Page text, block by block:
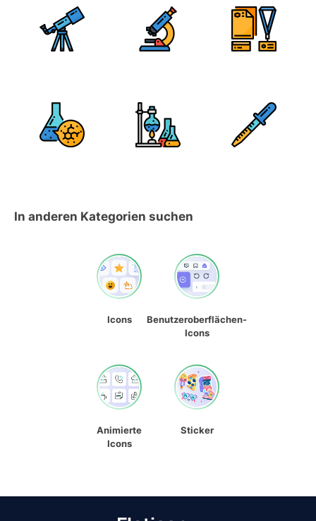
In anderen Kategorien suchen
Icons
Benutzeroberflächen-
Icons
Animierte
Icons
Sticker